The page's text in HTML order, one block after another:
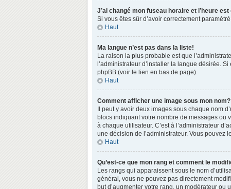
J’ai changé mon fuseau horaire et l’heure
Si vous êtes sûr d’avoir correctement
Haut
Ma langue n’est pas dans la liste!
La raison la plus probable est que
l’administrateur d’installer la langue désirée.
phpBB (voir le lien en bas de page).
Haut
Comment afficher une image sous mon nom?
Il peut y avoir deux images sous chaque nom
blocs indiquant votre nombre de messages ou
à chaque utilisateur. C’est à l’administrateur
une décision de l’administrateur. Vous pouvez
Haut
Qu’est-ce que mon rang et comment le
Les rangs qui apparaissent sous le nom
général, vous ne pouvez pas directement
but d’augmenter votre rang, un modérateur